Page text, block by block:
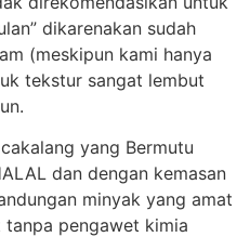
dikarenakan sudah
(meskipun kami hanya
tekstur sangat lembut
yang Bermutu
dan dengan kemasan
minyak yang amat
tanpa pengawet kimia